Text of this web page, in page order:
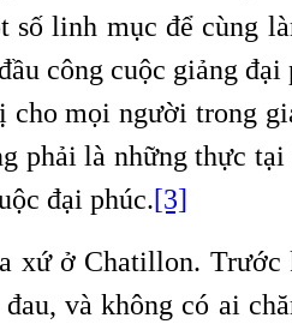
số linh mục để cùng
công cuộc giảng
cho mọi người trong
phải là những thực
đại phúc.[3]
xứ ở Chatillon. Trước
và không có ai